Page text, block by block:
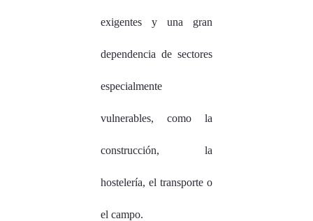
exigentes y una gran
dependencia de sectores
especialmente
vulnerables, como la
construcción, la
hostelería, el transporte o
el campo.